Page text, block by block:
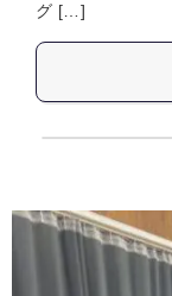
グ […]